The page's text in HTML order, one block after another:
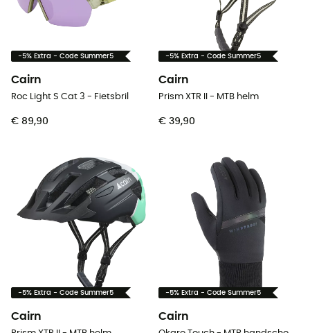
-5% Extra - Code Summer5
Cairn
Roc Light S Cat 3 - Fietsbril
€ 89,90
-5% Extra - Code Summer5
Cairn
Prism XTR II - MTB helm
€ 39,90
-5% Extra - Code Summer5
Cairn
-5% Extra - Code Summer5
Cairn